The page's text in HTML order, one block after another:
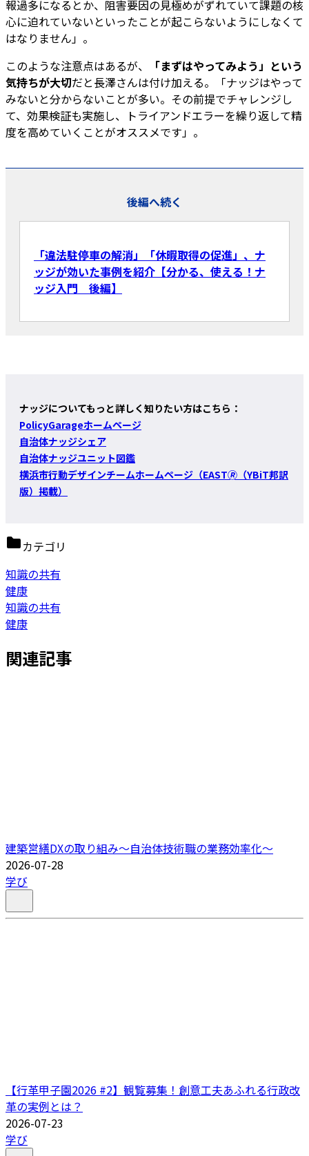
報過多になるとか、阻害要因の見極めがずれていて課題の核
心に迫れていないといったことが起こらないようにしなくて
はなりません」。
このような注意点はあるが、
「まずはやってみよう」という
気持ちが大切だと長澤さんは付け加える。「ナッジはやって
みないと分からないことが多い。その前提でチャレンジし
て、効果検証も実施し、トライアンドエラーを繰り返して精
度を高めていくことがオススメです」。
後編へ続く
「違法駐停車の解消」「休暇取得の促進」、ナ
ッジが効いた事例を紹介【分かる、使える！ナ
ッジ入門 後編】
ナッジについてもっと詳しく知りたい方はこちら：
PolicyGarageホームページ
自治体ナッジシェア
自治体ナッジユニット図鑑
横浜市行動デザインチームホームページ（EAST🄬（YBiT邦訳
版）掲載）
カテゴリ
知識の共有
健康
知識の共有
健康
関連記事
建築営繕DXの取り組み～自治体技術職の業務効率化～
2026-07-28
学び
【行革甲子園2026 #2】観覧募集！創意工夫あふれる行政改
革の実例とは？
2026-07-23
学び